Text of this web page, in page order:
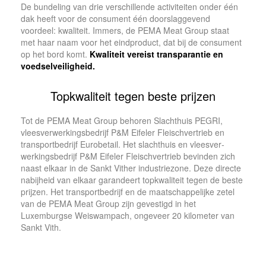
De bundeling van drie verschillende activiteiten onder één
dak heeft voor de consument één doorslagge­vend
voordeel: kwaliteit. Immers, de PEMA Meat Group staat
met haar naam voor het eindproduct, dat bij de con­su­ment
op het bord komt. Kwaliteit vereist trans­pa­rantie en
voedsel­veiligheid.
Topkwaliteit tegen beste prijzen
Tot de PEMA Meat Group behoren Sl­achthuis PEGRI,
vleesverwerkingsbedrijf P&M Eifeler Fleischvertrieb en
transportbedrijf Eurobe­tail. Het slachthuis en vleesver­
werkingsbedrijf P&M Eifeler Fleischvertrieb bevinden zich
naast elkaar in de Sankt Vither indus­triezone. Deze directe
nabijheid van elkaar garandeert topkwali­teit tegen de beste
prij­zen. Het transportbedrijf en de maat­schappelijke zetel
van de PEMA Meat Group zijn geves­tigd in het
Luxemburgse Weis­wampach, ongeveer 20 kilome­ter van
Sankt Vith.